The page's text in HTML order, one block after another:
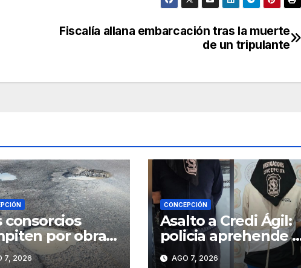
Fiscalía allana embarcación tras la muerte
de un tripulante
consorcios
por obras
ruta PY22
7, 2026
CONCEPCIÓN
Asalto a Credi Ágil:
policia aprehende a
dos sospechosos e
AGO 7, 2026